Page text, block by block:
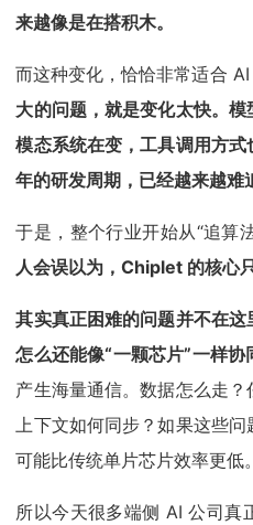
来越像是在搭积木。
而这种变化，恰恰非常适合 AI
大的问题，就是变化太快。
模态系统在变，工具调用方
年的研发周期，已经越来越难
于是，整个行业开始从“追算
人会误以为，Chiplet 的核心
其实真正困难的问题并不在这
怎么还能像“一颗芯片”一样协
产生海量通信。数据怎么走
上下文如何同步？如果这些
可能比传统单片芯片效率更低。
所以今天很多端侧 AI 公司真